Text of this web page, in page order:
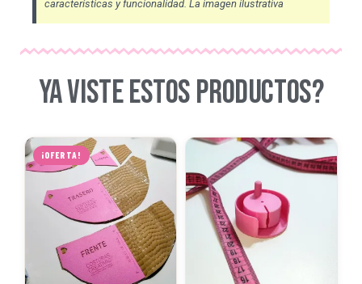
características y funcionalidad. La imagen ilustrativa
YA VISTE ESTOS PRODUCTOS?
¡OFERTA!
El
precio
original
era:
$ 20.000,00.
El
precio
actual
es:
$ 15.000,00.